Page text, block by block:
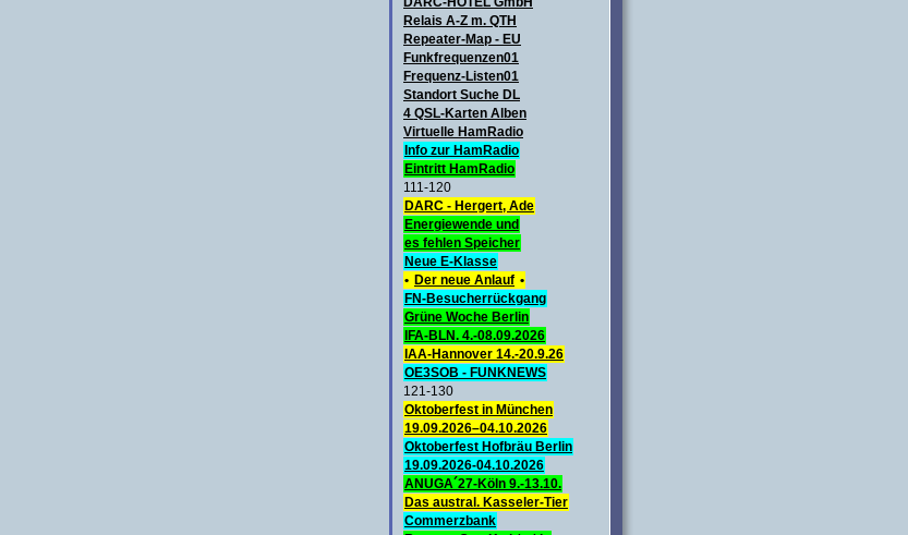
Relais A-Z m. QTH
Repeater-Map - EU
Funkfrequenzen01
Frequenz-Listen01
Standort Suche DL
4 QSL-Karten Alben
Virtuelle HamRadio
Info zur HamRadio
Eintritt HamRadio
111-120
DARC - Hergert, Ade
Energiewende und
es fehlen Speicher
Neue E-Klasse
• Der neue Anlauf •
FN-Besucherrückgang
Grüne Woche Berlin
IFA-BLN. 4.-08.09.2026
IAA-Hannover 14.-20.9.26
OE3SOB - FUNKNEWS
121-130
Oktoberfest in München
19.09.2026–04.10.2026
Oktoberfest Hofbräu Berlin
19.09.2026-04.10.2026
ANUGA´27-Köln 9.-13.10.
Das austral. Kasseler-Tier
Commerzbank